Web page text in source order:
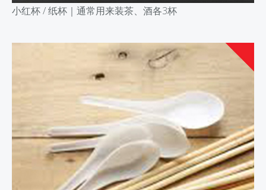
小红杯 /纸杯｜ 通常用来装茶、酒各3杯